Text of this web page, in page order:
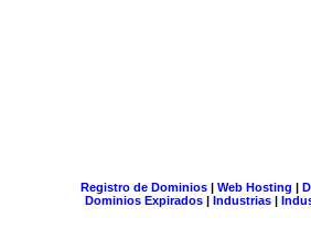
Registro de Dominios| Web Hosting |
Dominios Expirados | Industrias |